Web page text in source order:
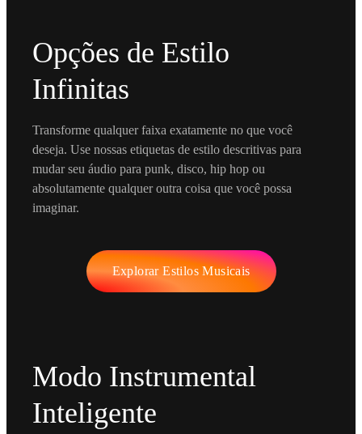
Opções de Estilo
Infinitas
Transforme qualquer faixa exatamente no que você
deseja. Use nossas etiquetas de estilo descritivas para
mudar seu áudio para punk, disco, hip hop ou
absolutamente qualquer outra coisa que você possa
imaginar.
Explorar Estilos Musicais
Modo Instrumental
Inteligente